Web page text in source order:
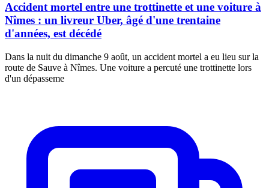
Accident mortel entre une trottinette et une voiture à
Nîmes : un livreur Uber, âgé d'une trentaine
d'années, est décédé
Dans la nuit du dimanche 9 août, un accident mortel a eu lieu sur la
route de Sauve à Nîmes. Une voiture a percuté une trottinette lors
d'un dépasseme